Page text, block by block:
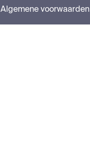
Algemene voorwaarden